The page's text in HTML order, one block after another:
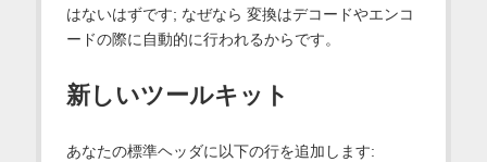
はないはずです; なぜなら 変換はデコードやエンコ
ードの際に自動的に行われるからです。
新しいツールキット
あなたの標準ヘッダに以下の行を追加します: